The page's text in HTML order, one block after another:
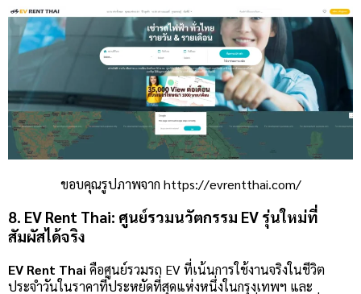
ขอบคุณรูปภาพจาก https://evrentthai.com/
8. EV Rent Thai: ศูนย์รวมนวัตกรรม EV รุ่นใหม่ที่
สัมผัสได้จริง
EV Rent Thai คือศูนย์รวมรถ EV ที่เน้นการใช้งานจริงในชีวิต
ประจำวันในราคาที่ประหยัดที่สุดแห่งหนึ่งในกรุงเทพฯ และ